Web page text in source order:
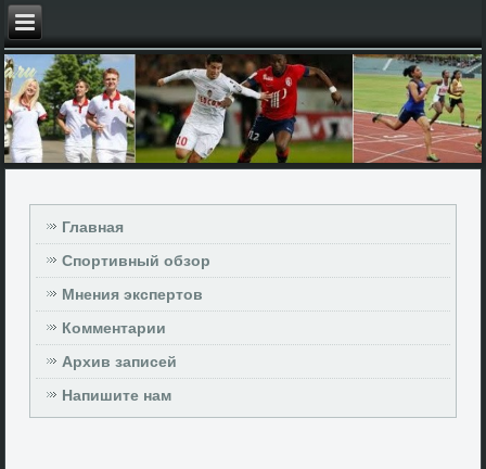
Главная
Спортивный обзор
Мнения экспертов
Комментарии
Архив записей
Напишите нам